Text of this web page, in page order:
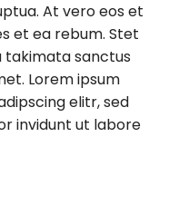
At vero eos et
et ea rebum. Stet
takimata sanctus
Lorem ipsum
elitr, sed
invidunt ut labore